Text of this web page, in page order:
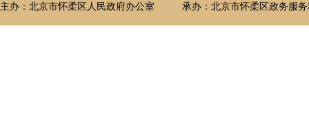
主办：北京市怀柔区人民政府办公室 承办：北京市怀柔区政务服